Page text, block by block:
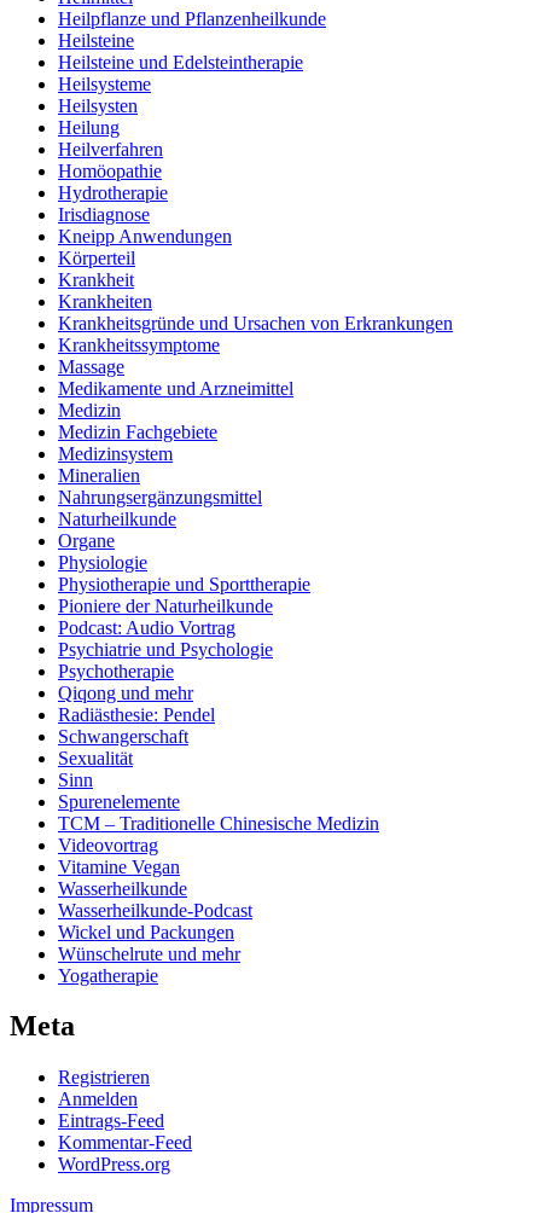
Heilpflanze und Pflanzenheilkunde
Heilsteine
Heilsteine und Edelsteintherapie
Heilsysteme
Heilsysten
Heilung
Heilverfahren
Homöopathie
Hydrotherapie
Irisdiagnose
Kneipp Anwendungen
Körperteil
Krankheit
Krankheiten
Krankheitsgründe und Ursachen von Erkrankungen
Krankheitssymptome
Massage
Medikamente und Arzneimittel
Medizin
Medizin Fachgebiete
Medizinsystem
Mineralien
Nahrungsergänzungsmittel
Naturheilkunde
Organe
Physiologie
Physiotherapie und Sporttherapie
Pioniere der Naturheilkunde
Podcast: Audio Vortrag
Psychiatrie und Psychologie
Psychotherapie
Qiqong und mehr
Radiästhesie: Pendel
Schwangerschaft
Sexualität
Sinn
Spurenelemente
TCM – Traditionelle Chinesische Medizin
Videovortrag
Vitamine Vegan
Wasserheilkunde
Wasserheilkunde-Podcast
Wickel und Packungen
Wünschelrute und mehr
Yogatherapie
Meta
Registrieren
Anmelden
Eintrags-Feed
Kommentar-Feed
WordPress.org
Impressum